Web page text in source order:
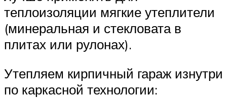
теплоизоляции мягкие утеплители
(минеральная и стекловата в
плитах или рулонах).
Утепляем кирпичный гараж изнутри
по каркасной технологии: